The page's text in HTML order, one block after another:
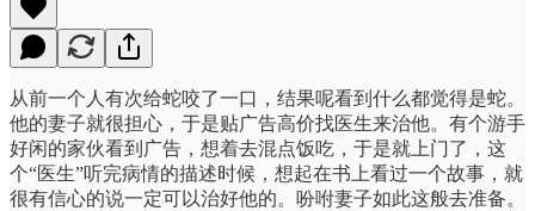
从前一个人有次给蛇咬了一口，结果呢看到什么都觉得是蛇。
他的妻子就很担心，于是贴广告高价找医生来治他。有个游手
好闲的家伙看到广告，想着去混点饭吃，于是就上门了，这
个“医生”听完病情的描述时候，想起在书上看过一个故事，就
很有信心的说一定可以治好他的。吩咐妻子如此这般去准备。